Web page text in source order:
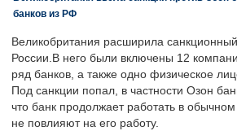
банков из РФ
Великобритания расширила
России.В него были включены 12
ряд банков, а также одно физическое
Под санкции попал, в частности Озон
что банк продолжает работать в
не повлияют на его работу.